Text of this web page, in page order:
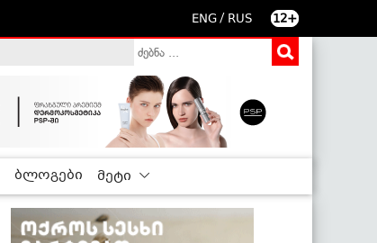
ENG / RUS 12+
ბლოგები მეტი